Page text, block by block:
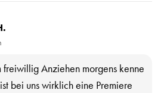
freiwillig Anziehen morgens kenne
bei uns wirklich eine Premiere